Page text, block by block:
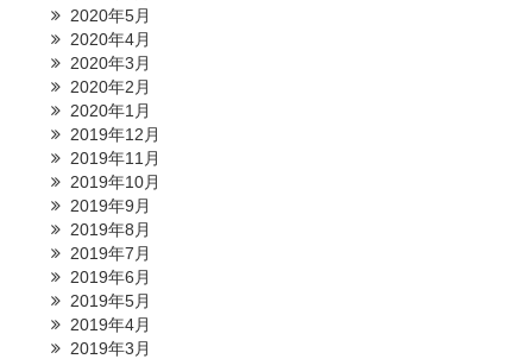
2020年5月
2020年4月
2020年3月
2020年2月
2020年1月
2019年12月
2019年11月
2019年10月
2019年9月
2019年8月
2019年7月
2019年6月
2019年5月
2019年4月
2019年3月